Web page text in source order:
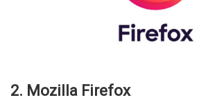
2. Mozilla Firefox